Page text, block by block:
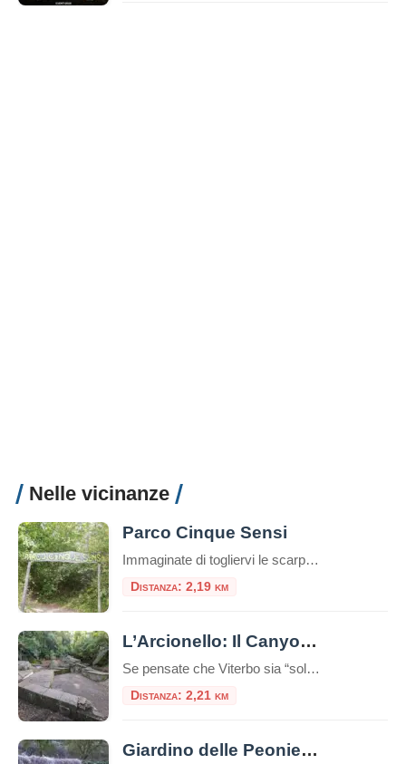
Nelle vicinanze
Parco Cinque Sensi
Immaginate di togliervi le scarpe, abbandonare per qualche ora lo smartphone e immergervi completamente nella natura, riscoprendo il mondo attraverso il tatto, l’udito, l’olfatto, la vista e persino il gusto. Non è la descrizione di un sogno, ma l’esperienza reale che vi attende al Parco Cinque Sensi di Vitorchiano, un’oasi unica nel cuore della Tuscia […]
Distanza: 2,19 km
L’Arcionello: Il Canyon Segreto alle Porte di Viterbo
Se pensate che Viterbo sia “solo” il Palazzo dei Papi e le terme, preparatevi a una sorpresa. A pochi passi dalle mura medievali della città, un cuneo di verde selvaggio si insinua verso il cuore della Tuscia: è la Riserva Naturale Regionale della Valle dell’Arcionello. Per un turista, scoprire l’Arcionello è come trovare un passaggio […]
Distanza: 2,21 km
Giardino delle Peonie – Centro Botanico Moutan